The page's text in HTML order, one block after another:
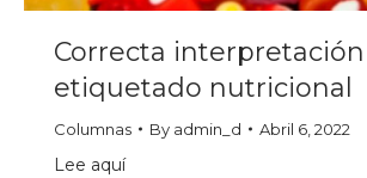
Correcta interpretación
etiquetado nutricional
Columnas By admin_d Abril 6, 2022
Lee aquí